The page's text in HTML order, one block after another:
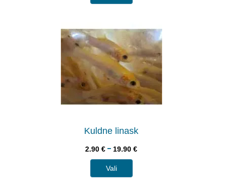
Kuldne linask
2.90€ – 19.90€
Vali